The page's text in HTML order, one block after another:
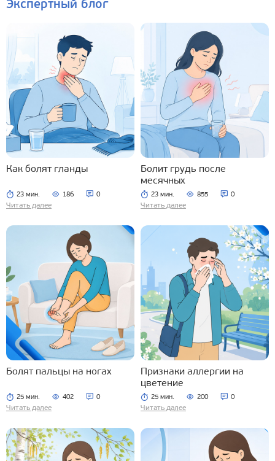
Экспертный блог
Как болят гланды
23 мин. 186 0
Читать далее
Болит грудь после
месячных
23 мин. 855 0
Читать далее
Болят пальцы на ногах
25 мин. 402 0
Читать далее
Признаки аллергии на
цветение
25 мин. 200 0
Читать далее